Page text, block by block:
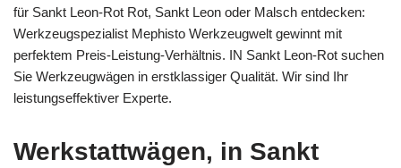
für Sankt Leon-Rot Rot, Sankt Leon oder Malsch entdecken:
Werkzeugspezialist Mephisto Werkzeugwelt gewinnt mit
perfektem Preis-Leistung-Verhältnis. IN Sankt Leon-Rot suchen
Sie Werkzeugwägen in erstklassiger Qualität. Wir sind Ihr
leistungseffektiver Experte.
Werkstattwägen, in Sankt